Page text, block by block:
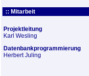
:: Mitarbeit
Projektleitung
Karl Wesling
Datenbankprogrammierung
Herbert Juling